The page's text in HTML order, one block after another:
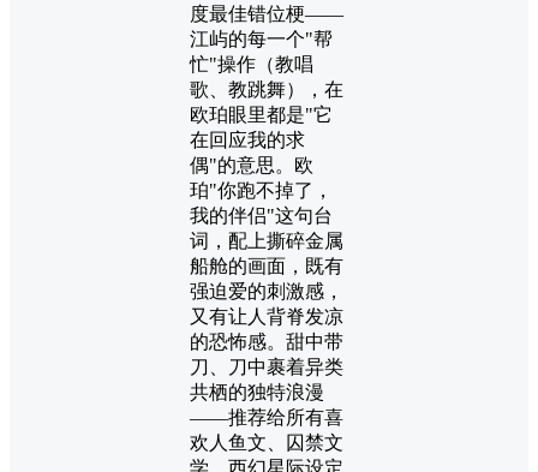
度最佳错位梗——
江屿的每一个"帮
忙"操作（教唱
歌、教跳舞），在
欧珀眼里都是"它
在回应我的求
偶"的意思。欧
珀"你跑不掉了，
我的伴侣"这句台
词，配上撕碎金属
船舱的画面，既有
强迫爱的刺激感，
又有让人背脊发凉
的恐怖感。甜中带
刀、刀中裹着异类
共栖的独特浪漫
——推荐给所有喜
欢人鱼文、囚禁文
学、西幻星际设定